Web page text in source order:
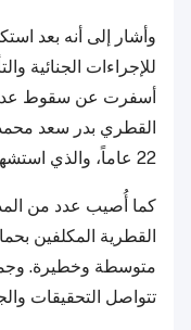
وأشار إلى أنه بعد
للإجراءات الجنائية
أسفرت عن سقوط عدد
القطري بدر سعد محمد
22 عاماً، والذي استشهد أثناء أداء واجبه.
كما أُصيب عدد من
القطرية المكلفين
متوسطة وخطيرة.
تتواصل التحقيقات